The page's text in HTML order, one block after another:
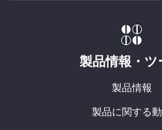
製品情報・ツ
製品情報
製品に関する